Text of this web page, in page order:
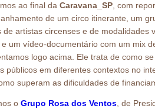
ao final da Caravana_SP, com
de um circo itinerante, um
de artistas circenses e de modalidades
e um vídeo-documentário com um mix
logo acima. Ele trata de como
públicos em diferentes contextos no
superam as dificuldades de
o Grupo Rosa dos Ventos, de